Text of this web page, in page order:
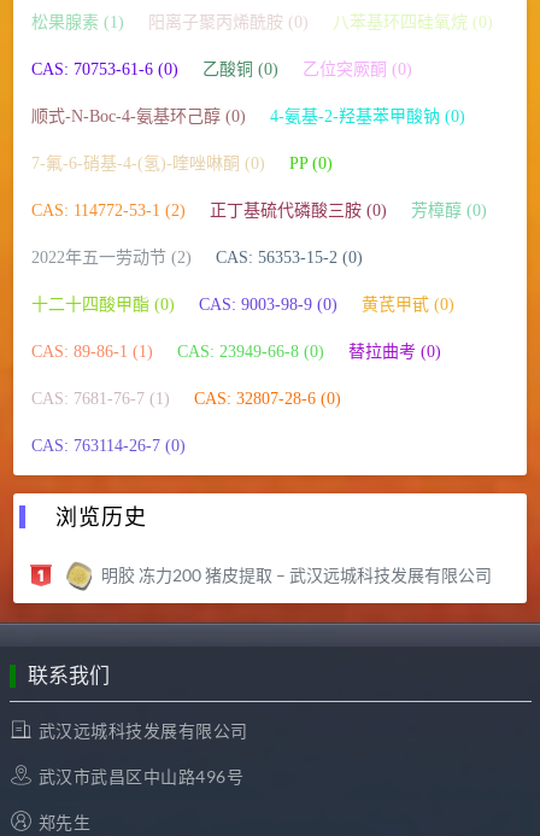
松果腺素 (1) 阳离子聚丙烯酰胺 (0) 八苯基环四硅氧烷 (0)
CAS: 70753-61-6 (0) 乙酸铜 (0) 乙位突厥酮 (0)
顺式-N-Boc-4-氨基环己醇 (0) 4-氨基-2-羟基苯甲酸钠 (0)
7-氟-6-硝基-4-(氢)-喹唑啉酮 (0) PP (0)
CAS: 114772-53-1 (2) 正丁基硫代磷酸三胺 (0) 芳樟醇 (0)
2022年五一劳动节 (2) CAS: 56353-15-2 (0)
十二十四酸甲酯 (0) CAS: 9003-98-9 (0) 黄芪甲甙 (0)
CAS: 89-86-1 (1) CAS: 23949-66-8 (0) 替拉曲考 (0)
CAS: 7681-76-7 (1) CAS: 32807-28-6 (0)
CAS: 763114-26-7 (0)
浏览历史
明胶 冻力200 猪皮提取 – 武汉远城科技发展有限公司
联系我们
武汉远城科技发展有限公司
武汉市武昌区中山路496号
郑先生